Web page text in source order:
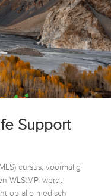
Support
cursus, voormalig
WLS:MP, wordt
op alle medisch